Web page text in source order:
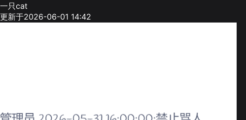
一只cat
更新于2026-06-01 14:42